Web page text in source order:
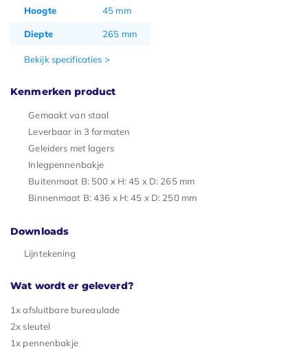
Hoogte 45 mm
Diepte 265 mm
Bekijk specificaties >
Kenmerken product
Gemaakt van staal
Leverbaar in 3 formaten
Geleiders met lagers
Inlegpennenbakje
Buitenmaat B: 500 x H: 45 x D: 265 mm
Binnenmaat B: 436 x H: 45 x D: 250 mm
Downloads
Lijntekening
Wat wordt er geleverd?
1x afsluitbare bureaulade
2x sleutel
1x pennenbakje